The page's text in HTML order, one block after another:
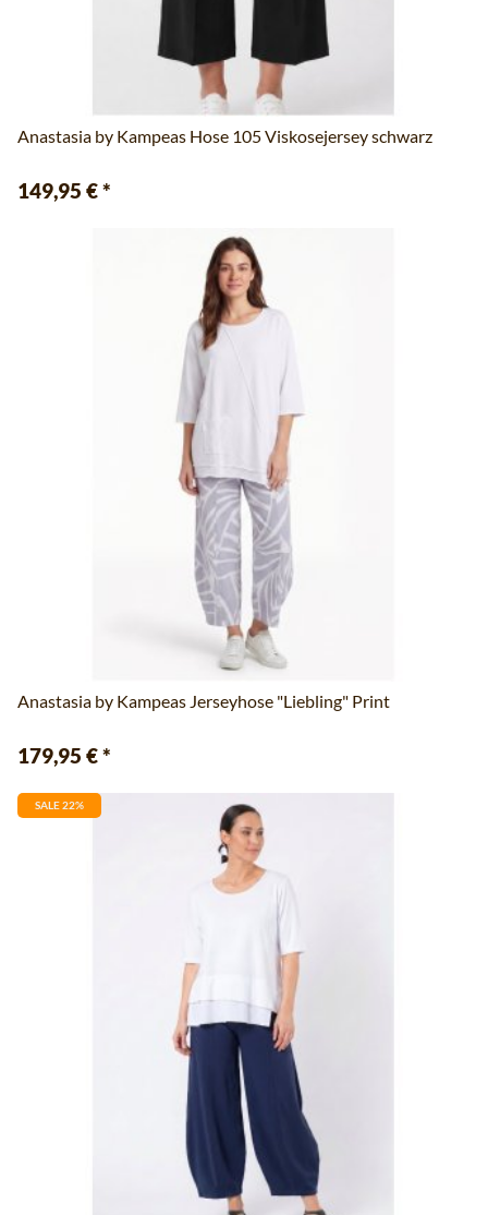
Anastasia by Kampeas Hose 105 Viskosejersey schwarz
149,95 €*
Anastasia by Kampeas Jerseyhose "Liebling" Print
179,95 €*
SALE 22%